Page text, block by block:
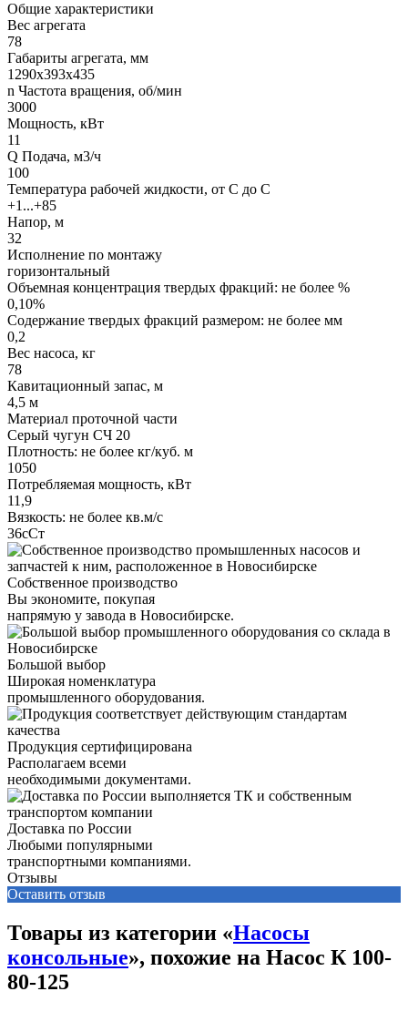
Общие характеристики
Вес агрегата
78
Габариты агрегата, мм
1290х393х435
n Частота вращения, об/мин
3000
Мощность, кВт
11
Q Подача, м3/ч
100
Температура рабочей жидкости, от С до С
+1...+85
Напор, м
32
Исполнение по монтажу
горизонтальный
Объемная концентрация твердых фракций: не более %
0,10%
Содержание твердых фракций размером: не более мм
0,2
Вес насоса, кг
78
Кавитационный запас, м
4,5 м
Материал проточной части
Серый чугун СЧ 20
Плотность: не более кг/куб. м
1050
Потребляемая мощность, кВт
11,9
Вязкость: не более кв.м/с
36сСт
Собственное производство
Вы экономите, покупая
напрямую у завода в Новосибирске.
Большой выбор
Широкая номенклатура
промышленного оборудования.
Продукция сертифицирована
Располагаем всеми
необходимыми документами.
Доставка по России
Любыми популярными
транспортными компаниями.
Отзывы
Оставить отзыв
Товары из категории «Насосы
консольные», похожие на Насос К 100-
80-125